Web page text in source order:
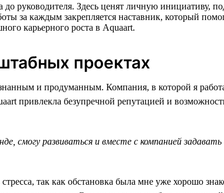
руководителя. Здесь ценят личную инициативу,
за каждым закрепляется наставник, который
карьерного роста в Aquaart.
проектах
и продуманным. Компания, в которой я
привлекла безупречной репутацией и
смогу развиваться и вместе с компанией задавать
так как обстановка была мне уже хорошо